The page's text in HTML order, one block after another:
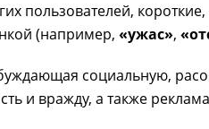
пользователей,
(например, «ужас»,
социальную,
и вражду, а также